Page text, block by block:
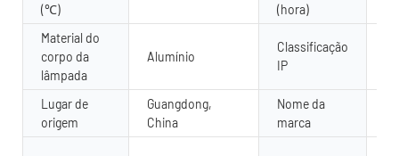
(℃)
(hora)
Material do
corpo da
lâmpada
Alumínio
Classificação
IP
Lugar de
origem
Guangdong,
China
Nome da
marca